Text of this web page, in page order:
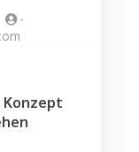
-
Konzept